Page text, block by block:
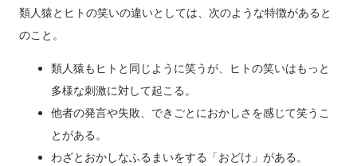
類人猿とヒトの笑いの違いとしては、次のような特徴があると
のこと。
類人猿もヒトと同じように笑うが、ヒトの笑いはもっと
多様な刺激に対して起こる。
他者の発言や失敗、できごとにおかしさを感じて笑うこ
とがある。
わざとおかしなふるまいをする「おどけ」がある。